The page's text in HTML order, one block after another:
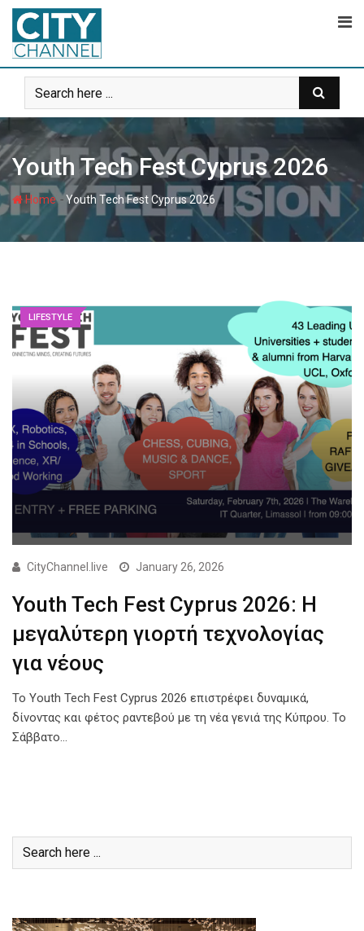
Skip
content
Youth Tech Fest Cyprus 2026
Home-Youth Tech Fest Cyprus 2026
LIFESTYLE
CityChannel.live January 26, 2026
Youth Tech Fest Cyprus 2026: Η
μεγαλύτερη γιορτή τεχνολογίας
για νέους
Το Youth Tech Fest Cyprus 2026 επιστρέφει δυναμικά,
δίνοντας και φέτος ραντεβού με τη νέα γενιά της Κύπρου. Το
Σάββατο…